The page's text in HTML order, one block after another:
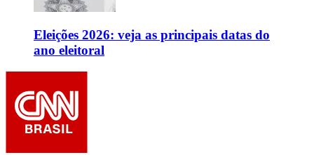
Eleições 2026: veja as principais datas do
ano eleitoral